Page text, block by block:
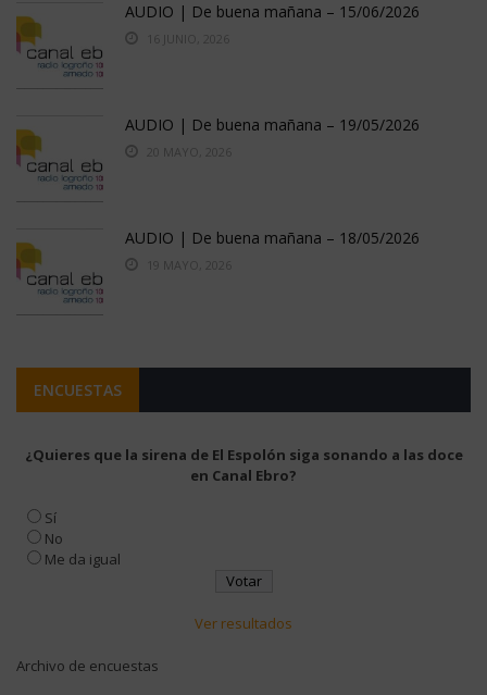
AUDIO | De buena mañana – 15/06/2026
16 JUNIO, 2026
AUDIO | De buena mañana – 19/05/2026
20 MAYO, 2026
AUDIO | De buena mañana – 18/05/2026
19 MAYO, 2026
ENCUESTAS
¿Quieres que la sirena de El Espolón siga sonando a las doce
en Canal Ebro?
Sí
No
Me da igual
Ver resultados
Archivo de encuestas